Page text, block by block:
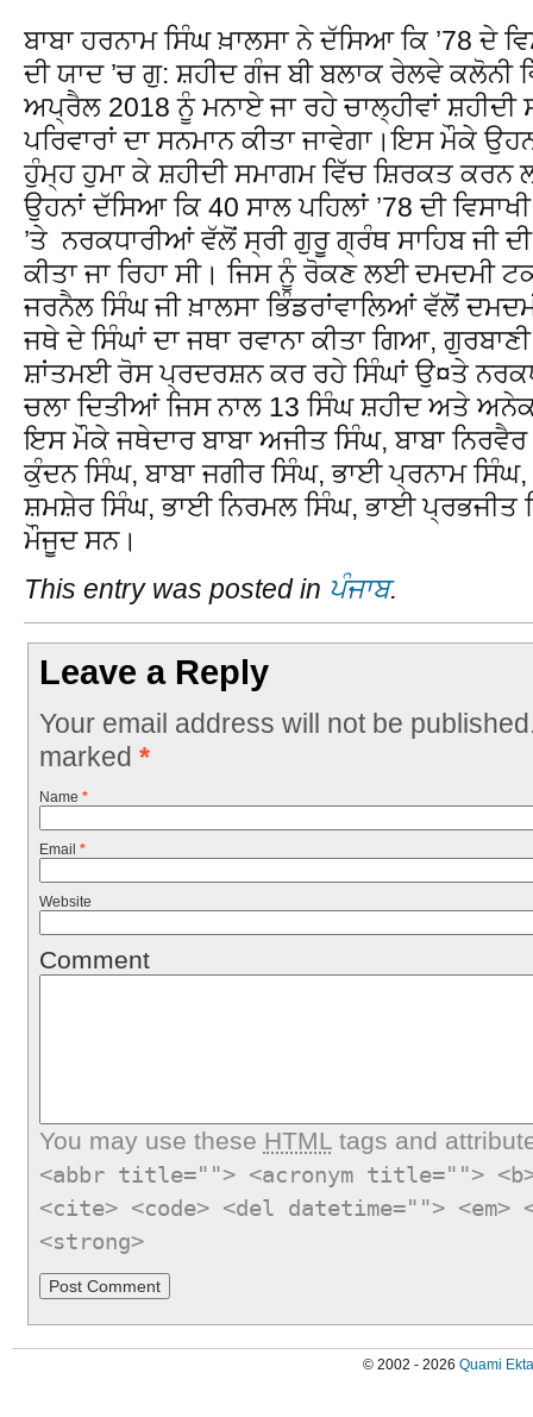
ਬਾਬਾ ਹਰਨਾਮ ਸਿੰਘ ਖ਼ਾਲਸਾ ਨੇ ਦੱਸਿਆ ਕਿ ’78 ਦੇ
ਦੀ ਯਾਦ ’ਚ ਗੁ: ਸ਼ਹੀਦ ਗੰਜ ਬੀ ਬਲਾਕ ਰੇਲਵੇ ਕਲੋਨੀ
ਅਪ੍ਰੈਲ 2018 ਨੂੰ ਮਨਾਏ ਜਾ ਰਹੇ ਚਾਲ੍ਹੀਵਾਂ ਸ਼ਹੀਦੀ
ਪਰਿਵਾਰਾਂ ਦਾ ਸਨਮਾਨ ਕੀਤਾ ਜਾਵੇਗਾ।ਇਸ ਮੌਕੇ
ਹੁੰਮ੍ਹ ਹੁਮਾ ਕੇ ਸ਼ਹੀਦੀ ਸਮਾਗਮ ਵਿੱਚ ਸ਼ਿਰਕਤ
ਉਹਨਾਂ ਦੱਸਿਆ ਕਿ 40 ਸਾਲ ਪਹਿਲਾਂ ’78 ਦੀ
’ਤੇ ਨਰਕਧਾਰੀਆਂ ਵੱਲੋਂ ਸ੍ਰੀ ਗੁਰੂ ਗ੍ਰੰਥ ਸਾਹਿਬ ਜੀ
ਕੀਤਾ ਜਾ ਰਿਹਾ ਸੀ। ਜਿਸ ਨੂੰ ਰੋਕਣ ਲਈ ਦਮਦਮੀ
ਜਰਨੈਲ ਸਿੰਘ ਜੀ ਖ਼ਾਲਸਾ ਭਿੰਡਰਾਂਵਾਲਿਆਂ ਵੱਲੋਂ
ਜਥੇ ਦੇ ਸਿੰਘਾਂ ਦਾ ਜਥਾ ਰਵਾਨਾ ਕੀਤਾ ਗਿਆ,
ਸ਼ਾਂਤਮਈ ਰੋਸ ਪ੍ਰਦਰਸ਼ਨ ਕਰ ਰਹੇ ਸਿੰਘਾਂ ਉ¤ਤੇ
ਚਲਾ ਦਿਤੀਆਂ ਜਿਸ ਨਾਲ 13 ਸਿੰਘ ਸ਼ਹੀਦ ਅਤੇ
ਇਸ ਮੌਕੇ ਜਥੇਦਾਰ ਬਾਬਾ ਅਜੀਤ ਸਿੰਘ, ਬਾਬਾ
ਕੁੰਦਨ ਸਿੰਘ, ਬਾਬਾ ਜਗੀਰ ਸਿੰਘ, ਭਾਈ ਪ੍ਰਨਾਮ
ਸ਼ਮਸ਼ੇਰ ਸਿੰਘ, ਭਾਈ ਨਿਰਮਲ ਸਿੰਘ, ਭਾਈ ਪ੍ਰਭਜੀਤ
ਮੌਜੂਦ ਸਨ।
This entry was posted in ਪੰਜਾਬ.
Leave a Reply
Your email address will not be
marked *
Name *
Email *
Website
Comment
You may use these HTMLtags and
<abbr title=""> <acronym title="">
<cite> <code> <del datetime="">
<strong>
© 2002 - 2026 Quami